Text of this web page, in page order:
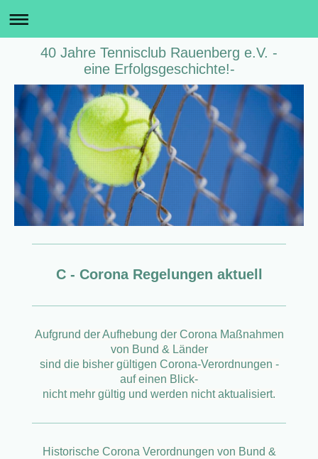
40 Jahre Tennisclub Rauenberg e.V. -
eine Erfolgsgeschichte!-
C - Corona Regelungen aktuell
Aufgrund der Aufhebung der Corona Maßnahmen
von Bund & Länder
sind die bisher gültigen Corona-Verordnungen -
auf einen Blick-
nicht mehr gültig und werden nicht aktualisiert.
Historische Corona Verordnungen von Bund &